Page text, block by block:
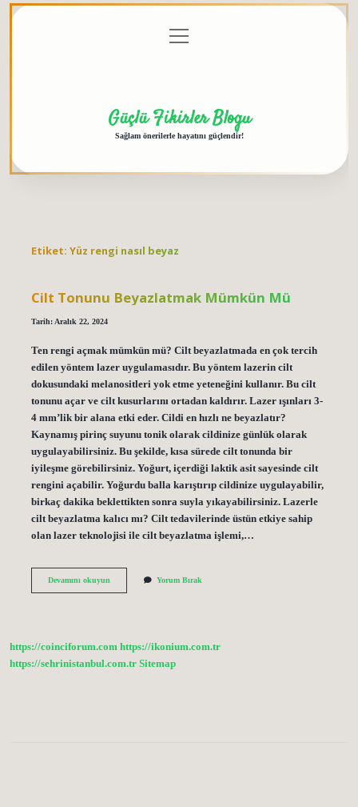
menüyü
aç
Güçlü Fikirler Blogu
Sağlam önerilerle hayatını güçlendir!
Etiket: Yüz rengi nasıl beyaz
Cilt Tonunu Beyazlatmak Mümkün Mü
Tarih: Aralık 22, 2024
Ten rengi açmak mümkün mü? Cilt beyazlatmada en çok tercih
edilen yöntem lazer uygulamasıdır. Bu yöntem lazerin cilt
dokusundaki melanositleri yok etme yeteneğini kullanır. Bu cilt
tonunu açar ve cilt kusurlarını ortadan kaldırır. Lazer ışınları 3-
4 mm’lik bir alana etki eder. Cildi en hızlı ne beyazlatır?
Kaynamış pirinç suyunu tonik olarak cildinize günlük olarak
uygulayabilirsiniz. Bu şekilde, kısa sürede cilt tonunda bir
iyileşme görebilirsiniz. Yoğurt, içerdiği laktik asit sayesinde cilt
rengini açabilir. Yoğurdu balla karıştırıp cildinize uygulayabilir,
birkaç dakika beklettikten sonra suyla yıkayabilirsiniz. Lazerle
cilt beyazlatma kalıcı mı? Cilt tedavilerinde üstün etkiye sahip
olan lazer teknolojisi ile cilt beyazlatma işlemi,…
Devamını okuyunCilt
Yorum Bırak
https://coinciforum.com https://ikonium.com.tr
https://sehrinistanbul.com.tr Sitemap